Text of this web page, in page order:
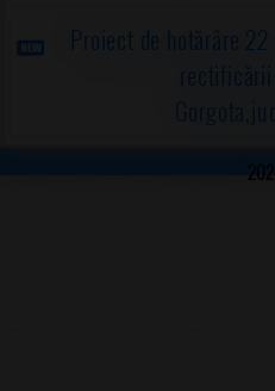
Proiect de hotărâre